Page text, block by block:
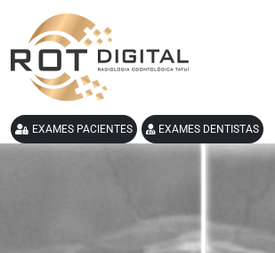
EXAMES PACIENTES EXAMES DENTISTAS